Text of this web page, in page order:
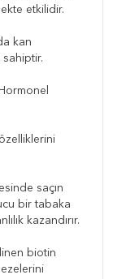
etkilidir.
kan
sahiptir.
saçın
bir tabaka
kazandırır.
biotin